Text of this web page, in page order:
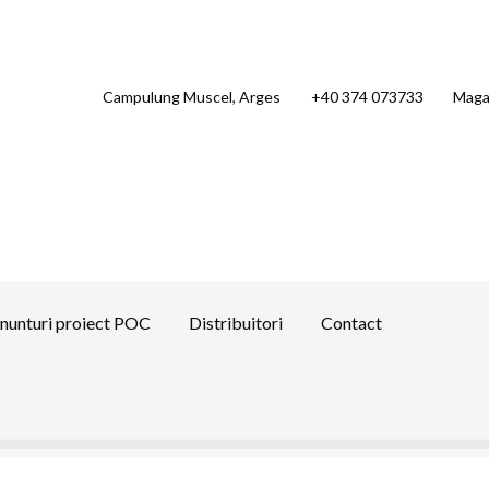
Campulung Muscel, Arges +40 374 073733
proiect POC Distribuitori Contact